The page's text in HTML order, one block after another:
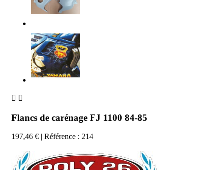
 
Flancs de carénage FJ 1100 84-85
197,46 € | Référence : 214